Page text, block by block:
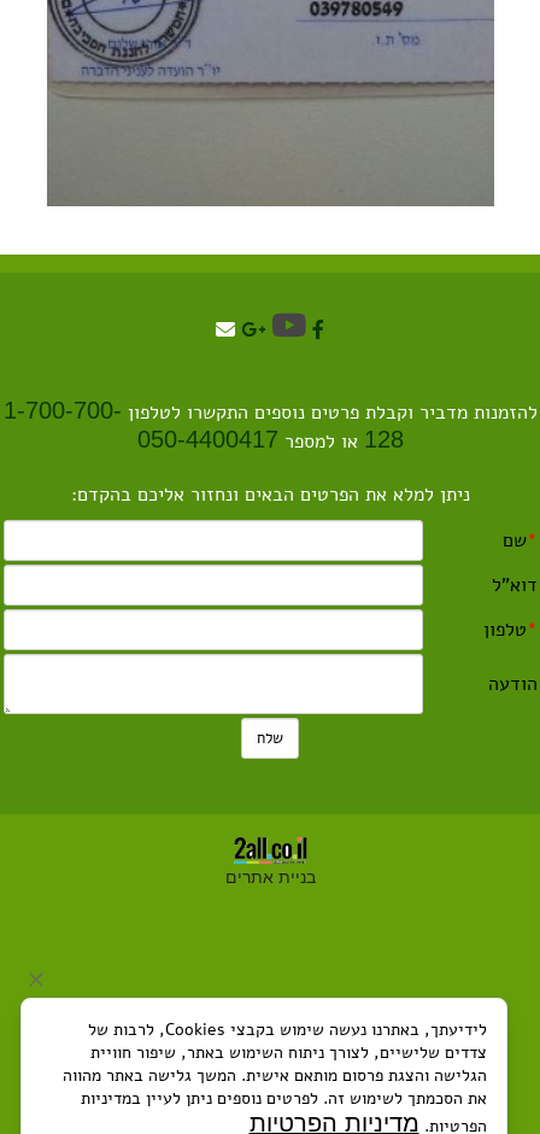
מדביר וקבלת פרטים נוספים התקשרו לטלפון1-700-700-
128או למספר050-4400417
ניתן למלא את הפרטים הבאים ונחזור אליכם בהקדם:
בניית אתרים
לידיעתך, באתרנו נעשה שימוש בקבצי Cookies, לרבות של
צדדים שלישיים, לצורך ניתוח השימוש באתר, שיפור חוויית
הגלישה והצגת פרסום מותאם אישית. המשך גלישה באתר מהווה
את הסכמתך לשימוש זה. לפרטים נוספים ניתן לעיין במדיניות
הפרטיות.מדיניות הפרטיות